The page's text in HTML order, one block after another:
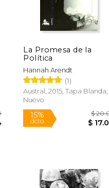
15%
dcto.
La Promesa de la
Política
Hannah Arendt
(1)
Austral, 2015, Tapa Blanda,
Nuevo